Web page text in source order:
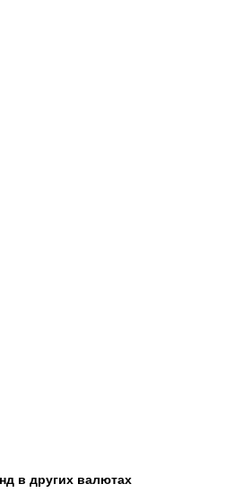
в других валютах